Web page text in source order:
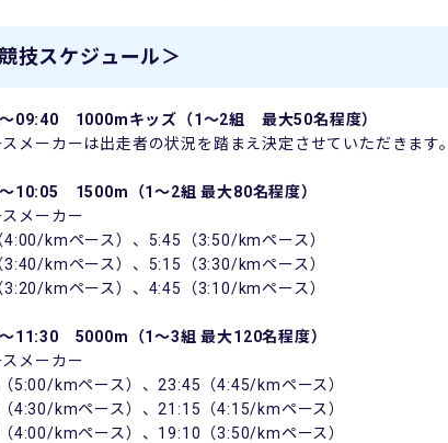
技スケジュール＞
09:40 1000mキッズ（1～2組 最大50名程度）
メーカーは出走者の状況を踏まえ決定させていただきます。
10:05 1500m（1～2組 最大80名程度）
メーカー
kmペース）、5:45（3:50/kmペース）
3:40/kmペース）、5:15（3:30/kmペース）
3:20/kmペース）、4:45（3:10/kmペース）
11:30 5000m（1～3組 最大120名程度）
メーカー
5:00/kmペース）、23:45（4:45/kmペース）
4:30/kmペース）、21:15（4:15/kmペース）
4:00/kmペース）、19:10（3:50/kmペース）